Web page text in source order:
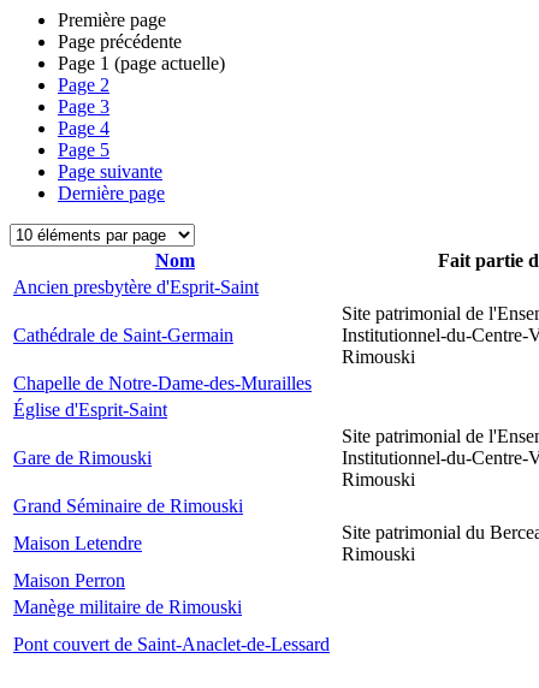
Première page
Page précédente
Page 1 (page actuelle)
Page 2
Page 3
Page 4
Page 5
Page suivante
Dernière page
Nom
Fait partie
Ancien presbytère d'Esprit-Saint
Cathédrale de Saint-Germain
Site patrimonial de
Institutionnel-du-Centre-
Rimouski
Chapelle de Notre-Dame-des-Murailles
Église d'Esprit-Saint
Gare de Rimouski
Site patrimonial de
Institutionnel-du-Centre-
Rimouski
Grand Séminaire de Rimouski
Maison Letendre
Site patrimonial du
Rimouski
Maison Perron
Manège militaire de Rimouski
Pont couvert de Saint-Anaclet-de-Lessard